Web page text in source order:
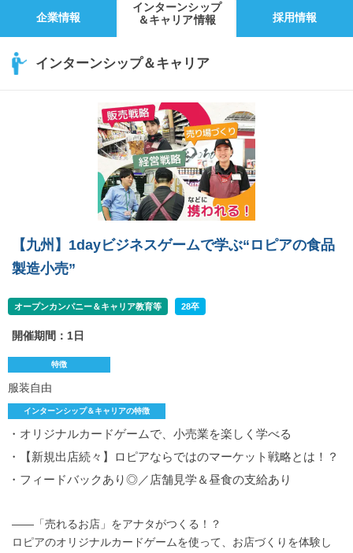
企業情報
インターンシップ
＆キャリア情報
採用情報
インターンシップ＆キャリア
【九州】1dayビジネスゲームで学ぶ“ロピアの食品
製造小売”
オープンカンパニー＆キャリア教育等 28卒
開催期間：1日
特徴
服装自由
インターンシップ＆キャリアの特徴
・オリジナルカードゲームで、小売業を楽しく学べる
・【新規出店続々】ロピアならではのマーケット戦略とは！？
・フィードバックあり◎／店舗見学＆昼食の支給あり
――「売れるお店」をアナタがつくる！？
ロピアのオリジナルカードゲームを使って、お店づくりを体験し